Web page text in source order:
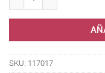
SKU: 117017